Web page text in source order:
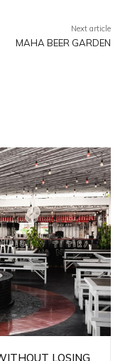
Next article
MAHA BEER GARDEN
LOSING